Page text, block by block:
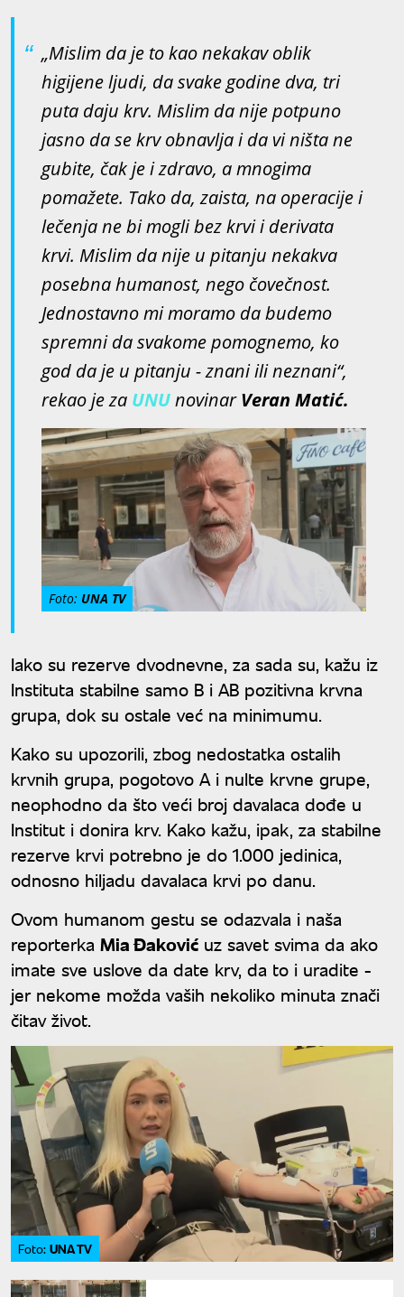
„Mislim da je to kao nekakav oblik
higijene ljudi, da svake godine dva, tri
puta daju krv. Mislim da nije potpuno
jasno da se krv obnavlja i da vi ništa ne
gubite, čak je i zdravo, a mnogima
pomažete. Tako da, zaista, na operacije i
lečenja ne bi mogli bez krvi i derivata
krvi. Mislim da nije u pitanju nekakva
posebna humanost, nego čovečnost.
Jednostavno mi moramo da budemo
spremni da svakome pomognemo, ko
god da je u pitanju - znani ili neznani“,
rekao je za UNUnovinarVeran Matić.
Foto: UNA TV
Iako su rezerve dvodnevne, za sada su, kažu iz
Instituta stabilne samo B i AB pozitivna krvna
grupa, dok su ostale već na minimumu.
Kako su upozorili, zbog nedostatka ostalih
krvnih grupa, pogotovo A i nulte krvne grupe,
neophodno da što veći broj davalaca dođe u
Institut i donira krv. Kako kažu, ipak, za stabilne
rezerve krvi potrebno je do 1.000 jedinica,
odnosno hiljadu davalaca krvi po danu.
Ovom humanom gestu se odazvala i naša
reporterka Mia Đaković uz savet svima da ako
imate sve uslove da date krv, da to i uradite -
jer nekome možda vaših nekoliko minuta znači
čitav život.
Foto: UNA TV